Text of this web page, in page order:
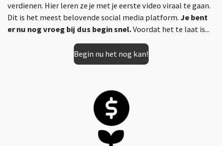
verdienen. Hier leren ze je met je eerste video viraal te gaan.
Dit is het meest belovende social media platform. Je bent
er nu nog vroeg bij dus begin snel.Voordat het te laat is...
Begin nu het nog kan!